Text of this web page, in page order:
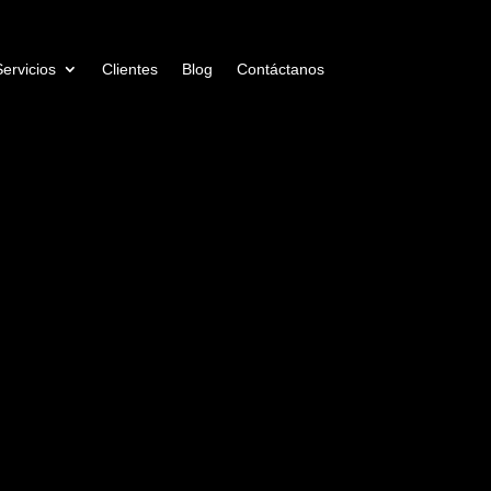
Clientes Blog Contáctanos